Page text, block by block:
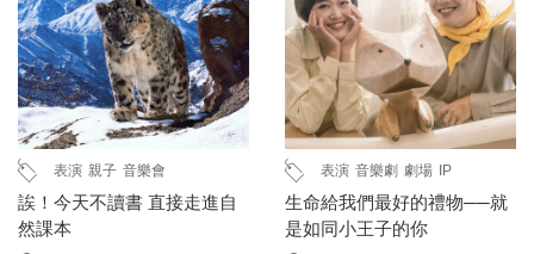
表演 親子 音樂會
誒！今天不讀書 直接走進自
然課本
表演 音樂劇 劇場 IP
生命給我們最好的禮物──就
是如同小王子的你